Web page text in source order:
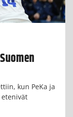
kun PeKa ja